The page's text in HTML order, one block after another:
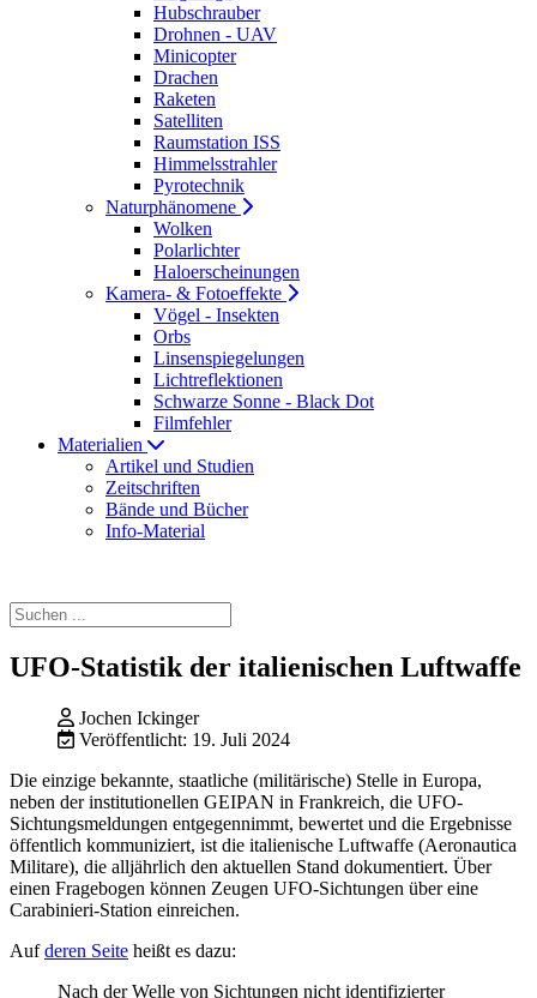
Hubschrauber
Drohnen - UAV
Minicopter
Drachen
Raketen
Satelliten
Raumstation ISS
Himmelsstrahler
Pyrotechnik
Naturphänomene
Wolken
Polarlichter
Haloerscheinungen
Kamera- & Fotoeffekte
Vögel - Insekten
Orbs
Linsenspiegelungen
Lichtreflektionen
Schwarze Sonne - Black Dot
Filmfehler
Materialien
Artikel und Studien
Zeitschriften
Bände und Bücher
Info-Material
UFO-Statistik der italienischen Luftwaffe
Jochen Ickinger
Veröffentlicht: 19. Juli 2024
Die einzige bekannte, staatliche (militärische) Stelle in Europa,
neben der institutionellen GEIPAN in Frankreich, die UFO-
Sichtungsmeldungen entgegennimmt, bewertet und die Ergebnisse
öffentlich kommuniziert, ist die italienische Luftwaffe (Aeronautica
Militare), die alljährlich den aktuellen Stand dokumentiert. Über
einen Fragebogen können Zeugen UFO-Sichtungen über eine
Carabinieri-Station einreichen.
Aufderen Seite heißt es dazu:
Nach der Welle von Sichtungen nicht identifizierter